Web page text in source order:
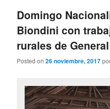
Domingo
Biondini con
rurales de
Posted on26 noviembre, 2017